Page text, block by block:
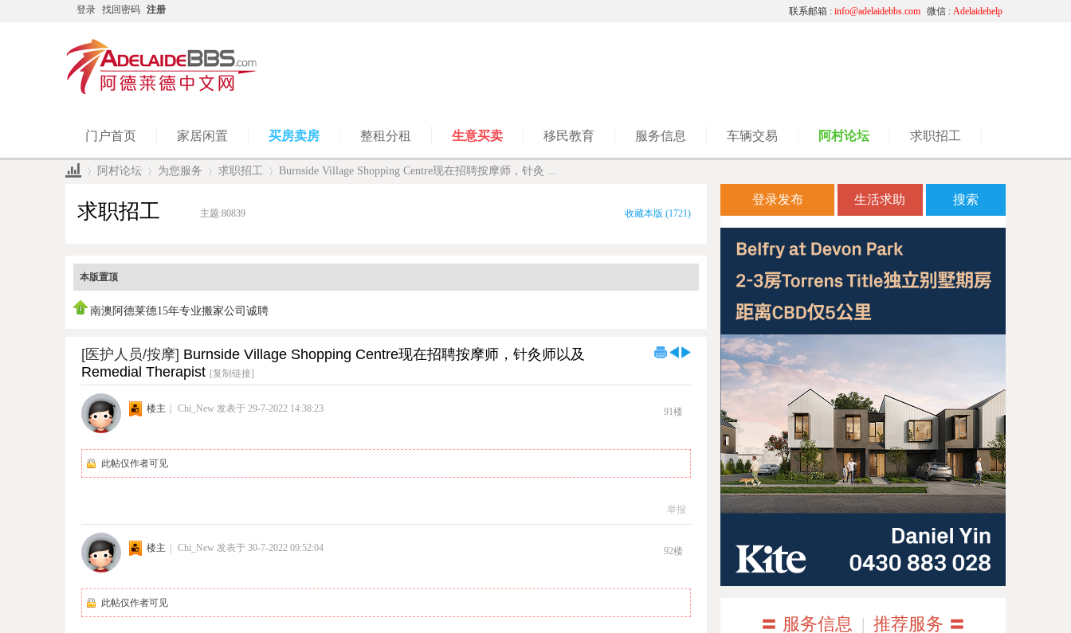
登录 找回密码 注册 微信 : Adelaidehelp
联系邮箱 : info@adelaidebbs.com
门户首页 家居闲置 买房卖房 整租分租 生意买卖 移民教育 服务信息 车辆交易 阿村论坛 求职招工
阿村论坛 为您服务 求职招工 Burnside Village Shopping Centre现在招聘按摩师，针灸 ...
求职招工 主题:80839 收藏本版 (1721)
本版置顶
南澳阿德莱德15年专业搬家公司诚聘
[医护人员/按摩] Burnside Village Shopping Centre现在招聘按摩师，针灸师以及
Remedial Therapist [复制链接]
91楼
楼主 | Chi_New 发表于 29-7-2022 14:38:23
此帖仅作者可见
举报
92楼
楼主 | Chi_New 发表于 30-7-2022 09:52:04
此帖仅作者可见
登录发布 生活求助 搜索
〓 服务信息 | 推荐服务 〓